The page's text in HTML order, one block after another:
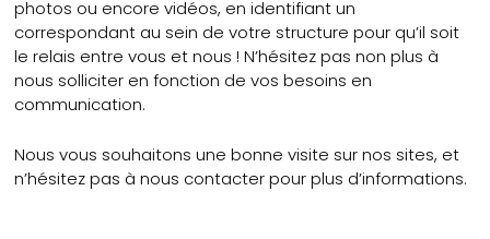
photos ou encore vidéos, en identifiant un
correspondant au sein de votre structure pour qu’il soit
le relais entre vous et nous ! N’hésitez pas non plus à
nous solliciter en fonction de vos besoins en
communication.
Nous vous souhaitons une bonne visite sur nos sites, et
n’hésitez pas à nous contacter pour plus d’informations.